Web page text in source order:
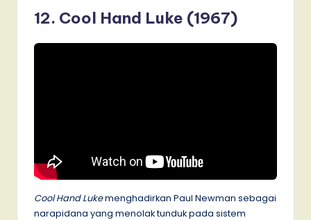
12. Cool Hand Luke (1967)
Cool Hand Lukemenghadirkan Paul Newman sebagai
narapidana yang menolak tunduk pada sistem